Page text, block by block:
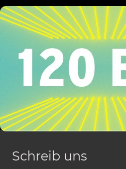
Schreib uns